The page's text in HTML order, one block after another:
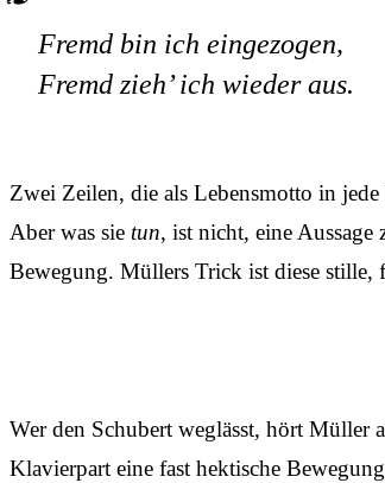
Fremd bin ich eingezogen,
Fremd zieh’ ich wieder aus.
Zwei Zeilen, die als Lebensmotto in
Aber was sie tun, ist nicht, eine Aussage
Bewegung. Müllers Trick ist diese stille,
Wer den Schubert weglässt, hört Müller
Klavierpart eine fast hektische